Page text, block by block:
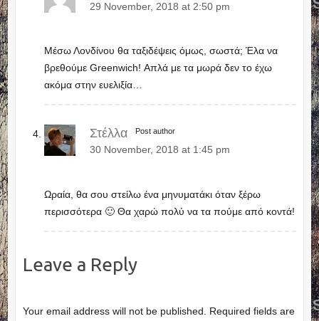
29 November, 2018 at 2:50 pm
Μέσω Λονδίνου θα ταξιδέψεις όμως, σωστά; Έλα να
βρεθούμε Greenwich! Απλά με τα μωρά δεν το έχω
ακόμα στην ευελιξία…
Στέλλα Post author
30 November, 2018 at 1:45 pm
Ωραία, θα σου στείλω ένα μηνυματάκι όταν ξέρω
περισσότερα 🙂 Θα χαρώ πολύ να τα πούμε από κοντά!
Leave a Reply
Your email address will not be published.
Required fields are